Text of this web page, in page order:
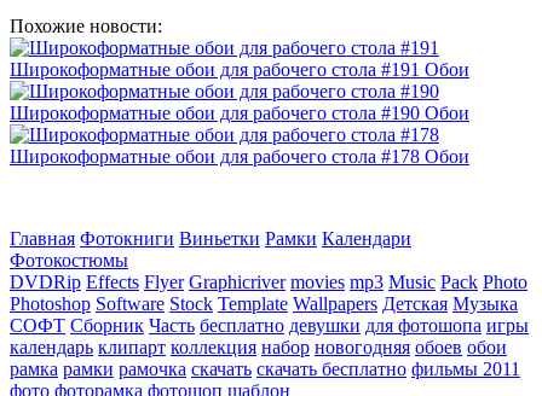
Похожие новости:
Широкоформатные обои для рабочего стола #191 Обои
Широкоформатные обои для рабочего стола #190 Обои
Широкоформатные обои для рабочего стола #178 Обои
Главная Фотокниги Виньетки Рамки Календари
Фотокостюмы
DVDRip Effects Flyer Graphicriver movies mp3 Music Pack Photo
Photoshop Software Stock Template Wallpapers Детская Музыка
СОФТ Сборник Часть бесплатно девушки для фотошопа игры
календарь клипарт коллекция набор новогодняя обоев обои
рамка рамки рамочка скачать скачать бесплатно фильмы 2011
фото фоторамка фотошоп шаблон